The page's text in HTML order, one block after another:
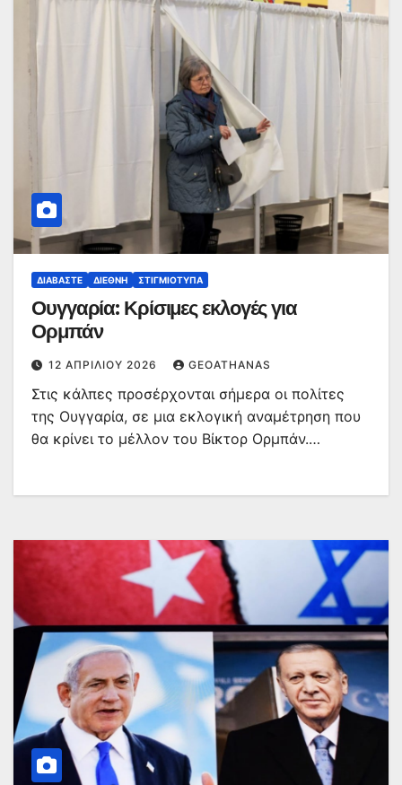
ΔΙΑΒΆΣΤΕ ΔΙΕΘΝΉ ΣΤΙΓΜΙΌΤΥΠΑ
Ουγγαρία: Κρίσιμες εκλογές για
Ορμπάν
12 ΑΠΡΙΛΊΟΥ 2026 GEOATHANAS
Στις κάλπες προσέρχονται σήμερα οι πολίτες
της Ουγγαρία, σε μια εκλογική αναμέτρηση που
θα κρίνει το μέλλον του Βίκτορ Ορμπάν.…